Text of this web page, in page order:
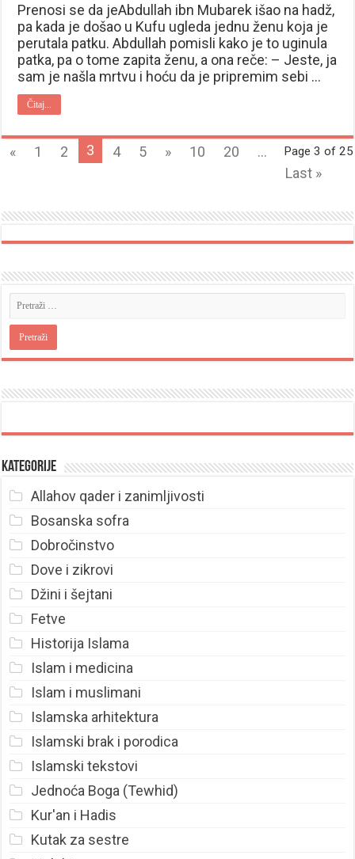
Prenosi se da jeAbdullah ibn Mubarek išao na hadž,
pa kada je došao u Kufu ugleda jednu ženu koja je
perutala patku. Abdullah pomisli kako je to uginula
patka, pa o tome zapita ženu, a ona reče: – Jeste, ja
sam je našla mrtvu i hoću da je pripremim sebi …
Čitaj...
Page 3 of 25
« 1 2 3 4 5 » 10 20
...
Last »
Kategorije
Allahov qader i zanimljivosti
Bosanska sofra
Dobročinstvo
Dove i zikrovi
Džini i šejtani
Fetve
Historija Islama
Islam i medicina
Islam i muslimani
Islamska arhitektura
Islamski brak i porodica
Islamski tekstovi
Jednoća Boga (Tewhid)
Kur'an i Hadis
Kutak za sestre